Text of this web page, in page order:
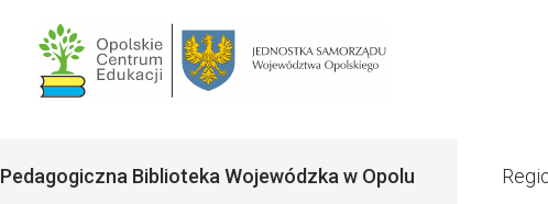
Main Navigation
Pedagogiczna Biblioteka Wojewódzka w Opolu